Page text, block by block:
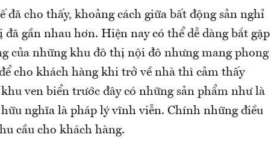
đã cho thấy, khoảng cách giữa bất động sản nghỉ
gần nhau hơn. Hiện nay có thể dễ dàng bắt gặp
của những khu đô thị nội đô nhưng mang phong
cho khách hàng khi trở về nhà thì cảm thấy
ven biển trước đây có những sản phẩm như là
nghĩa là pháp lý vĩnh viễn. Chính những điều
cầu cho khách hàng.